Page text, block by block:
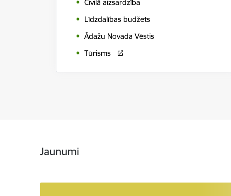
Civilā aizsardzība
Līdzdalības budžets
Ādažu Novada Vēstis
Tūrisms
Jaunumi